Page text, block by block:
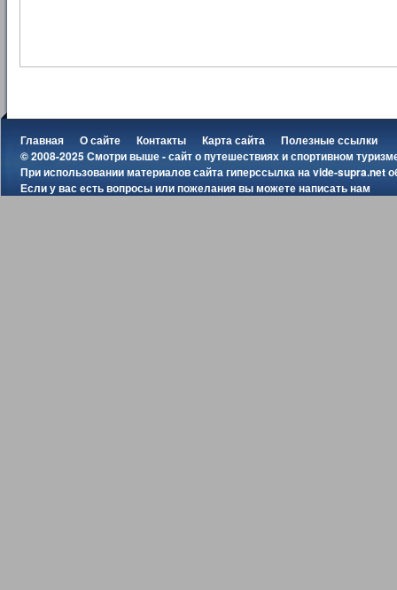
Главная О сайте Контакты Карта сайта
Полезные ссылки
© 2008-2025 Смотри выше - сайт о путешествиях и спортивном
При использовании материалов сайта гиперссылка наvide-supra.net
Если у вас есть вопросы или пожелания вы можетенаписать нам